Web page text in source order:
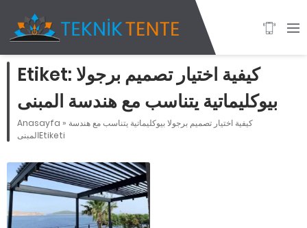
Etiket: كيفية اختيار تصميم برجولا
بيوكليماتية يتناسب مع هندسة المبنى
Anasayfa » كيفية اختيار تصميم برجولا بيوكليماتية يتناسب مع هندسة
المبنىEtiketi